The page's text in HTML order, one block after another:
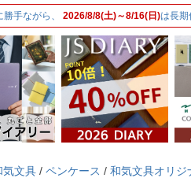
勝手ながら、 2026/8/8(土)～8/16(日)は長期
気文具 / ペンケース / 和気文具オリジ